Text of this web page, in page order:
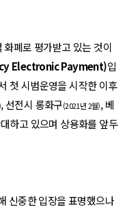
폐로 평가받고 있는 것이
Electronic Payment)입
첫 시범운영을 시작한 이후
, 선전시 롱화구(2021년 2월), 베
하고 있으며 상용화를 앞두
신중한 입장을 표명했으나